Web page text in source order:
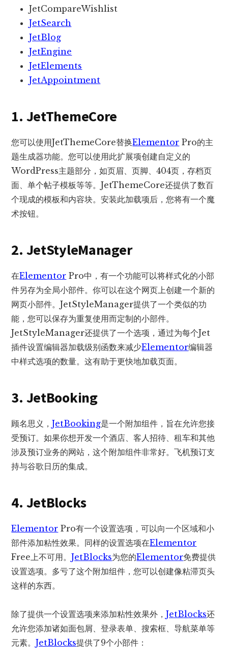
JetCompareWishlist
JetSearch
JetBlog
JetEngine
JetElements
JetAppointment
1. JetThemeCore
您可以使用JetThemeCore替换Elementor Pro的主
题生成器功能。您可以使用此扩展项创建自定义的
WordPress主题部分，如页眉、页脚、404页，存档页
面、单个帖子模板等等。JetThemeCore还提供了数百
个现成的模板和内容块。安装此加载项后，您将有一个魔
术按钮。
2. JetStyleManager
在Elementor Pro中，有一个功能可以将样式化的小部
件另存为全局小部件。你可以在这个网页上创建一个新的
网页小部件。JetStyleManager提供了一个类似的功
能，您可以保存为重复使用而定制的小部件。
JetStyleManager还提供了一个选项，通过为每个Jet
插件设置编辑器加载级别函数来减少Elementor编辑器
中样式选项的数量。这有助于更快地加载页面。
3. JetBooking
顾名思义，JetBooking是一个附加组件，旨在允许您接
受预订。如果你想开发一个酒店、客人招待、租车和其他
涉及预订业务的网站，这个附加组件非常好。飞机预订支
持与谷歌日历的集成。
4. JetBlocks
Elementor Pro有一个设置选项，可以向一个区域和小
部件添加粘性效果。同样的设置选项在Elementor
Free上不可用。JetBlocks为您的Elementor免费提供
设置选项。多亏了这个附加组件，您可以创建像粘滞页头
这样的东西。
除了提供一个设置选项来添加粘性效果外，JetBlocks还
允许您添加诸如面包屑、登录表单、搜索框、导航菜单等
元素。JetBlocks提供了9个小部件：